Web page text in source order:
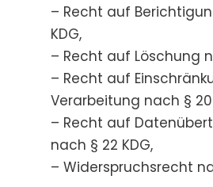
– Recht auf
KDG,
– Recht auf Löschung
– Recht auf
Verarbeitung nach § 20
– Recht auf
nach § 22 KDG,
– Widerspruchsrecht